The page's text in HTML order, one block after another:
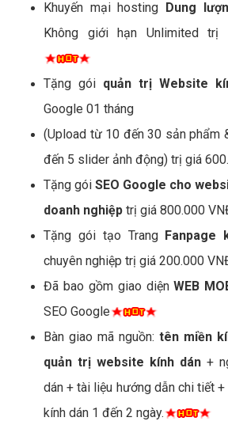
Khuyến mại hosting Dung
Không giới hạn Unlimited trị
Tặng gói quản trị Website
Google 01 tháng
(Upload từ 10 đến 30 sản phẩm
đến 5 slider ảnh động) trị giá
Tặng gói SEO Google cho
doanh nghiệp trị giá 800.000
Tặng gói tạo Trang Fanpage
chuyên nghiệp trị giá 200.000
Đã bao gồm giao diệnWEB
SEO Google
Bàn giao mã nguồn: tên miền
quản trị website kính dán +
dán + tài liệu hướng dẫn chi tiết
kính dán 1 đến 2 ngày.